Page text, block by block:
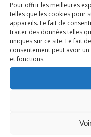
Pour offrir les meilleures
telles que les cookies pour
appareils. Le fait de
traiter des données telles
uniques sur ce site. Le fait
consentement peut avoir
et fonctions.
Ce site utilise Akismet
savoir plus sur la